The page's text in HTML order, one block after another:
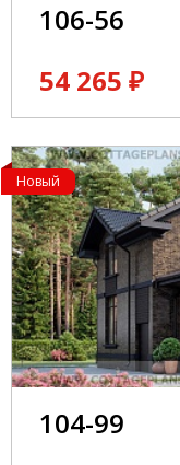
106-56
54 265 ₽
Новый
104-99